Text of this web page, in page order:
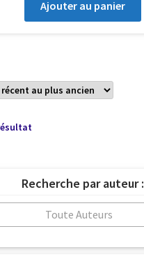
Ajouter au panier
Recherche par auteur :
Toute Auteurs